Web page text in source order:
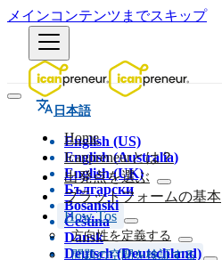
メインコンテンツまでスキップ
日本語
English (US)
English (Australia)
English (UK)
Български
Bosanski
Čeština
Dansk
Deutsch (Deutschland)
Home
Icanpreneurとは？
出発点を選ぶ
プラットフォームの基本
How Tos
方向性を定義する
問題の空間を検証する